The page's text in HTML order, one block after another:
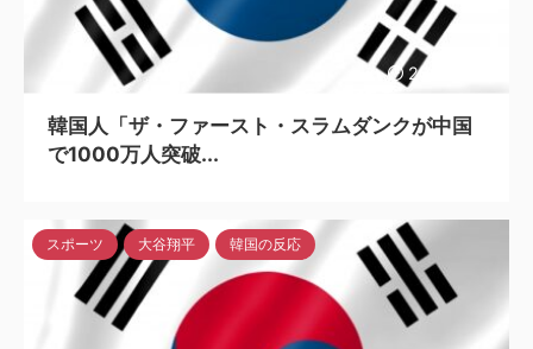
2023/4/26
韓国人「ザ・ファースト・スラムダンクが中国
で1000万人突破...
スポーツ 大谷翔平 韓国の反応